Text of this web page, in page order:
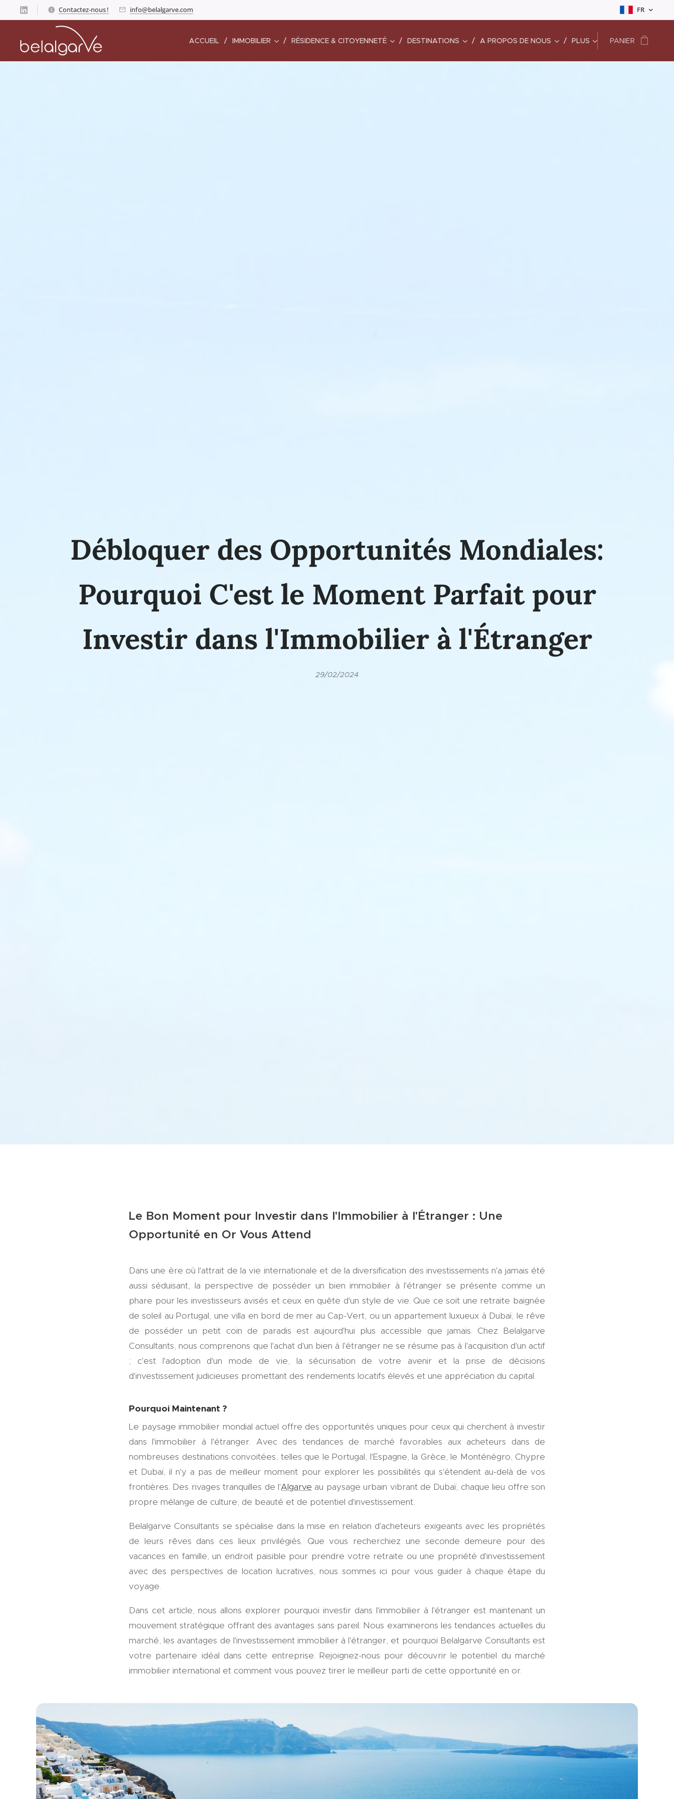
Contactez-nous ! info@belalgarve.com FR
ACCUEIL IMMOBILIER RÉSIDENCE & CITOYENNETÉ DESTINATIONS A PROPOS DE NOUS PLUS PANIER
Débloquer des Opportunités Mondiales:
Pourquoi C'est le Moment Parfait pour
Investir dans l'Immobilier à l'Étranger
29/02/2024
Le Bon Moment pour Investir dans l'Immobilier à l'Étranger : Une
Opportunité en Or Vous Attend
Dans une ère où l'attrait de la vie internationale et de la diversification des investissements n'a jamais été
aussi séduisant, la perspective de posséder un bien immobilier à l'étranger se présente comme un
phare pour les investisseurs avisés et ceux en quête d'un style de vie. Que ce soit une retraite baignée
de soleil au Portugal, une villa en bord de mer au Cap-Vert, ou un appartement luxueux à Dubaï, le rêve
de posséder un petit coin de paradis est aujourd'hui plus accessible que jamais. Chez Belalgarve
Consultants, nous comprenons que l'achat d'un bien à l'étranger ne se résume pas à l'acquisition d'un actif
; c'est l'adoption d'un mode de vie, la sécurisation de votre avenir et la prise de décisions
d'investissement judicieuses promettant des rendements locatifs élevés et une appréciation du capital.
Pourquoi Maintenant ?
Le paysage immobilier mondial actuel offre des opportunités uniques pour ceux qui cherchent à investir
dans l'immobilier à l'étranger. Avec des tendances de marché favorables aux acheteurs dans de
nombreuses destinations convoitées, telles que le Portugal, l'Espagne, la Grèce, le Monténégro, Chypre
et Dubaï, il n'y a pas de meilleur moment pour explorer les possibilités qui s'étendent au-delà de vos
frontières. Des rivages tranquilles de l'Algarve au paysage urbain vibrant de Dubaï, chaque lieu offre son
propre mélange de culture, de beauté et de potentiel d'investissement.
Belalgarve Consultants se spécialise dans la mise en relation d'acheteurs exigeants avec les propriétés
de leurs rêves dans ces lieux privilégiés. Que vous recherchiez une seconde demeure pour des
vacances en famille, un endroit paisible pour prendre votre retraite ou une propriété d'investissement
avec des perspectives de location lucratives, nous sommes ici pour vous guider à chaque étape du
voyage.
Dans cet article, nous allons explorer pourquoi investir dans l'immobilier à l'étranger est maintenant un
mouvement stratégique offrant des avantages sans pareil. Nous examinerons les tendances actuelles du
marché, les avantages de l'investissement immobilier à l'étranger, et pourquoi Belalgarve Consultants est
votre partenaire idéal dans cette entreprise. Rejoignez-nous pour découvrir le potentiel du marché
immobilier international et comment vous pouvez tirer le meilleur parti de cette opportunité en or.